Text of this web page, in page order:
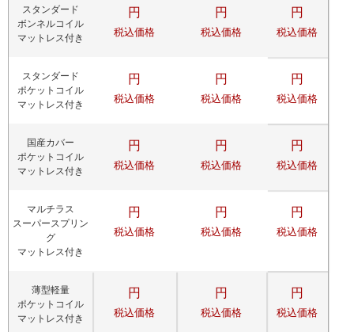
スタンダード
ボンネルコイル
マットレス付き
円
税込価格
円
税込価格
円
税込価格
スタンダード
ポケットコイル
マットレス付き
円
税込価格
円
税込価格
円
税込価格
国産カバー
ポケットコイル
マットレス付き
円
税込価格
円
税込価格
円
税込価格
マルチラス
スーパースプリン
グ
マットレス付き
円
税込価格
円
税込価格
円
税込価格
薄型軽量
ポケットコイル
マットレス付き
円
税込価格
円
税込価格
円
税込価格